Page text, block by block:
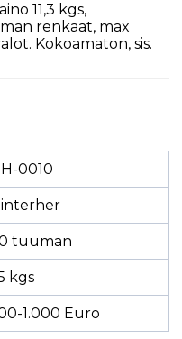
11,3 kgs,
renkaat, max
Kokoamaton, sis.
0010
tuuman
kgs
1.000 Euro